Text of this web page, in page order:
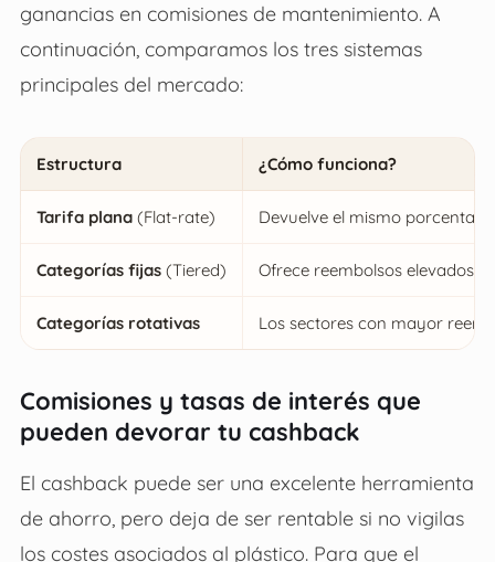
ganancias en comisiones de mantenimiento. A
continuación, comparamos los tres sistemas
principales del mercado:
Estructura ¿Cómo funciona?
Tarifa plana(Flat-rate) Devuelve el mismo
Categorías fijas(Tiered) Ofrece reembolsos elevados
Categorías rotativas Los sectores con mayor
Comisiones y tasas de interés que
pueden devorar tu cashback
El cashback puede ser una excelente herramienta
de ahorro, pero deja de ser rentable si no vigilas
los costes asociados al plástico. Para que el